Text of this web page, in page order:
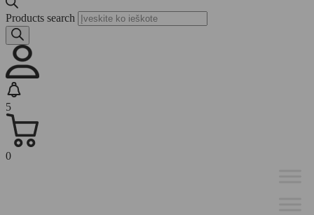
Products search
5
0